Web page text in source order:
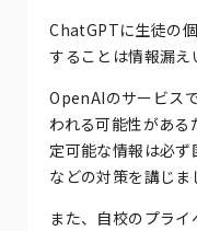
ChatGPTに生徒の
することは情報漏え
OpenAIのサービス
われる可能性があ
定可能な情報は必
などの対策を講じま
また、自校のプラ